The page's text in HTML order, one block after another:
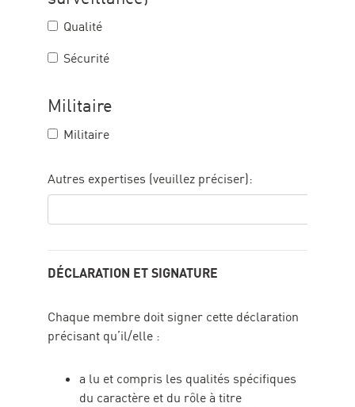
Qualité
Sécurité
Militaire
Militaire
Autres expertises (veuillez préciser):
DÉCLARATION ET SIGNATURE
Chaque membre doit signer cette déclaration
précisant qu’il/elle :
a lu et compris les qualités spécifiques
du caractère et du rôle à titre